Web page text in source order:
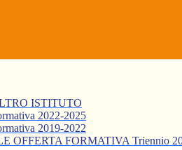
ISTITUTO
2022-2025
2019-2022
OFFERTA FORMATIVA Triennio